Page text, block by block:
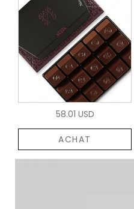
58.01 USD
ACHAT